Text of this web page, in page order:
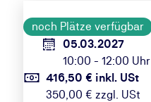
noch Plätze verfügbar
05.03.2027
10:00 - 12:00 Uhr
416,50 € inkl. USt
350,00 € zzgl. USt